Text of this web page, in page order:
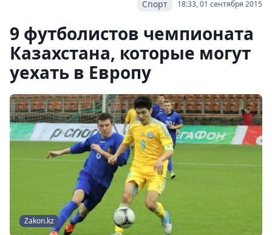
18:33, 01 сентября 2015
Спорт
9 футболистов чемпионата
Казахстана, которые могут
уехать в Европу
Zakon.kz